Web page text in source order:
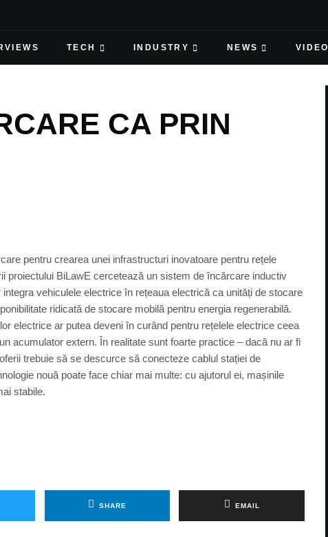
TECH INDUSTRY NEWS VIDEO
CA PRIN
pentru crearea unei infrastructuri inovatoare pentru rețele
proiectului BiLawE cercetează un sistem de încărcare inductiv
vehiculele electrice în rețeaua electrică ca unități de stocare
ridicată de stocare mobilă pentru energia regenerabilă.
electrice ar putea deveni în curând pentru rețelele electrice ceea
acumulator extern. În realitate sunt foarte practice – dacă nu ar fi
trebuie să se descurce să conecteze cablul stației de
nouă poate face chiar mai multe: cu ajutorul ei, mașinile
stabile.
SHARE EMAIL